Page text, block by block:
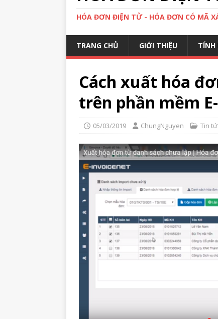
HÓA ĐƠN ĐIỆN TỬ - HÓA ĐƠN CÓ MÃ
TRANG CHỦ GIỚI THIỆU TÍNH
Cách xuất hóa
trên phần mềm
05/03/2019 ChungNguyen Tin